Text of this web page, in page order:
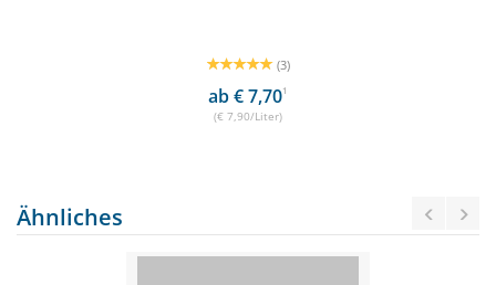
(3)
ab € 7,701
(€ 7,90/Liter)
Ähnliches